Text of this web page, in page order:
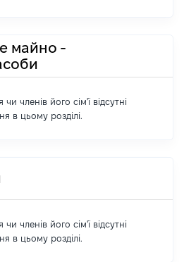
майно -
членів його сім'ї відсутні
в цьому розділі.
членів його сім'ї відсутні
в цьому розділі.